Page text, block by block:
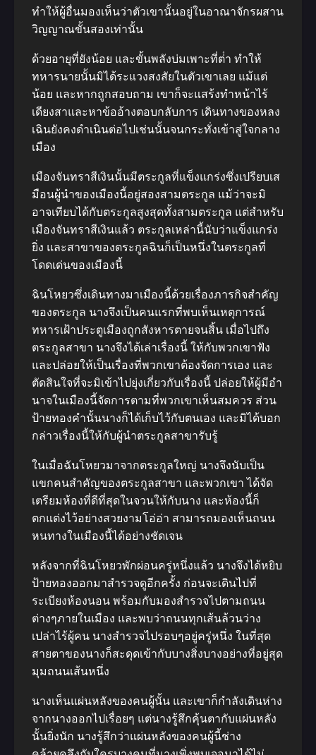
ทําให้ผู้อื่นมองเห็นว่าตัวเขานั้นอยู่ในอาณาจักรผสาน
วิญญาณขั้นสองเท่านั้น
ด้วยอายุที่ยังน้อย และขั้นพลังบ่มเพาะที่ต่ํา ทําให้
ทหารนายนั้นมิได้ระแวงสงสัยในตัวเขาเลย แม้แต่
น้อย และหากถูกสอบถาม เขาก็จะแสร้งทําหน้าไร้
เดียงสาและหาข้ออ้างตอบกลับการ เดินทางของหลง
เฉินยังคงดําเนินต่อไปเช่นนั้นจนกระทั่งเข้าสู่ใจกลาง
เมือง
เมืองจันทราสีเงินนั้นมีตระกูลที่แข็งแกร่งซึ่งเปรียบเส
มือนผู้นําของเมืองนี้อยู่สองสามตระกูล แม้ว่าจะมิ
อาจเทียบได้กับตระกูลสูงสุดทั้งสามตระกูล แต่สําหรับ
เมืองจันทราสีเงินแล้ว ตระกูลเหล่านี้นับว่าแข็งแกร่ง
ยิ่ง และสาขาของตระกูลฉินก็เป็นหนึ่งในตระกูลที่
โดดเด่นของเมืองนี้
ฉินโหยวซึ่งเดินทางมาเมืองนี้ด้วยเรื่องภารกิจสําคัญ
ของตระกูล นางจึงเป็นคนแรกที่พบเห็นเหตุการณ์
ทหารเฝ้าประตูเมืองถูกสังหารตายจนสิ้น เมื่อไปถึง
ตระกูลสาขา นางจึงได้เล่าเรื่องนี้ ให้กับพวกเขาฟัง
และปล่อยให้เป็นเรื่องที่พวกเขาต้องจัดการเอง และ
ตัดสินใจที่จะมิเข้าไปยุ่งเกี่ยวกับเรื่องนี้ ปล่อยให้ผู้มีอํา
นาจในเมืองนี้จัดการตามที่พวกเขาเห็นสมควร ส่วน
ป้ายทองคํานั้นนางก็ได้เก็บไว้กับตนเอง และมิได้บอก
กล่าวเรื่องนี้ให้กับผู้นําตระกูลสาขารับรู้
ในเมื่อฉันโหยวมาจากตระกูลใหญ่ นางจึงนับเป็น
แขกคนสําคัญของตระกูลสาขา และพวกเขา ได้จัด
เตรียมห้องที่ดีที่สุดในจวนให้กับนาง และห้องนี้ก็
ตกแต่งไว้อย่างสวยงามโอ่อ่า สามารถมองเห็นถนน
หนทางในเมืองนี้ได้อย่างชัดเจน
หลังจากที่ฉินโหยวพักผ่อนครู่หนึ่งแล้ว นางจึงได้หยิบ
ป้ายทองออกมาสํารวจดูอีกครั้ง ก่อนจะเดินไปที่
ระเบียงห้องนอน พร้อมกับมองสํารวจไปตามถนน
ต่างๆภายในเมือง และพบว่าถนนทุกเส้นล้วนว่าง
เปล่าไร้ผู้คน นางสํารวจไปรอบๆอยู่ครู่หนึ่ง ในที่สุด
สายตาของนางก็สะดุดเข้ากับบางสิ่งบางอย่างที่อยู่สุด
มุมถนนเส้นหนึ่ง
นางเห็นแผ่นหลังของคนผู้นั้น และเขาก็กําลังเดินห่าง
จากนางออกไปเรื่อยๆ แต่นางรู้สึกคุ้นตากับแผ่นหลัง
นั้นยิ่งนัก นางรู้สึกว่าแผ่นหลังของคนผู้นี้ช่าง